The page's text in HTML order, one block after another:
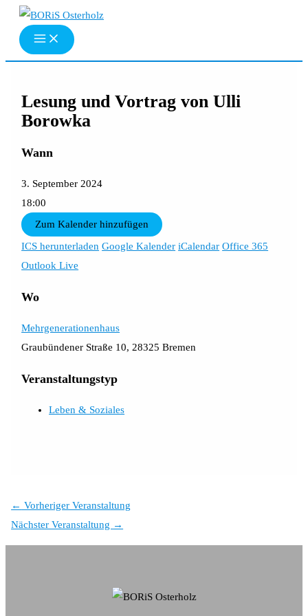
Zum
Inhalt
springen
Lesung und Vortrag von Ulli
Borowka
Wann
3. September 2024
18:00
Zum Kalender hinzufügen
ICS herunterladen Google Kalender iCalendar Office 365
Outlook Live
Wo
Mehrgenerationenhaus
Graubündener Straße 10, 28325 Bremen
Veranstaltungstyp
Leben & Soziales
← Vorheriger Veranstaltung
Nächster Veranstaltung →